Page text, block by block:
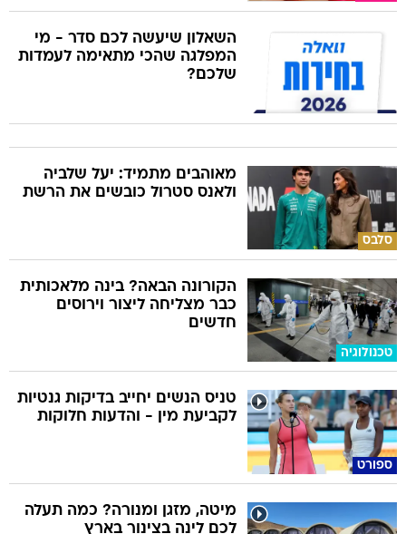
השאלון שיעשה לכם סדר - מי
המפלגה שהכי מתאימה לעמדות
שלכם?
סלבס
מאוהבים מתמיד: יעל שלביה
ולאנס סטרול כובשים את הרשת
טכנולוגיה
הקורונה הבאה? בינה מלאכותית
כבר מצליחה ליצור וירוסים
חדשים
ספורט
טניס הנשים יחייב בדיקות גנטיות
לקביעת מין - והדעות חלוקות
מיטה, מזגן ומנורה? כמה תעלה
לכם לינה בצינור בארץ